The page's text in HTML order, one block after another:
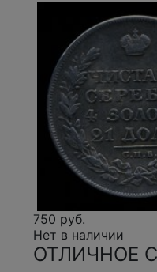
750 руб.
Нет в наличии
ОТЛИЧНОЕ